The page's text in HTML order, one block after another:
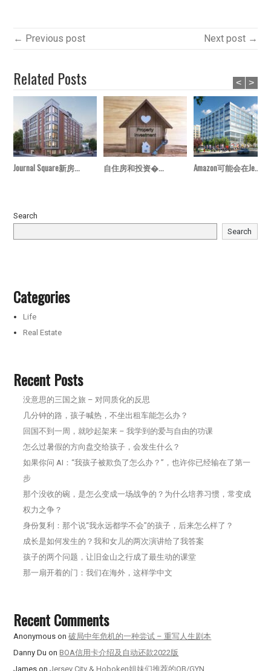
← Previous post Next post →
Related Posts
Journal Square新房... 自住房和投资�... Amazon可能会在Je...
< >
Search
Search
Categories
Life
Real Estate
Recent Posts
没意思的三国之旅 – 对同质化的反思
几分钟的路，孩子喊热，不坐出租车能怎么办？
回国不到一周，就吵起架来 – 我学到的爱与自由的功课
怎么过暑假的方向盘交给孩子，会发生什么？
如果你问 AI：“我孩子被欺负了怎么办？”，也许你已经输在了第一
步
那个没收的碗，是怎么变成一场战争的？为什么培养习惯，常变成
权力之争？
身份复利：那个说“我永远都学不会”的孩子，后来怎么样了？
成长是如何发生的？我和女儿的两次演讲给了我答案
孩子的两个问题，让旧金山之行成了最生动的课堂
那一扇开着的门：我们在海外，这样学中文
Recent Comments
Anonymous on破局中年危机的一种尝试 – 重写人生剧本
Danny Du onBOA信用卡介绍及自动还款2022版
James onJersey City & Hoboken姐妹们推荐的OB/GYN